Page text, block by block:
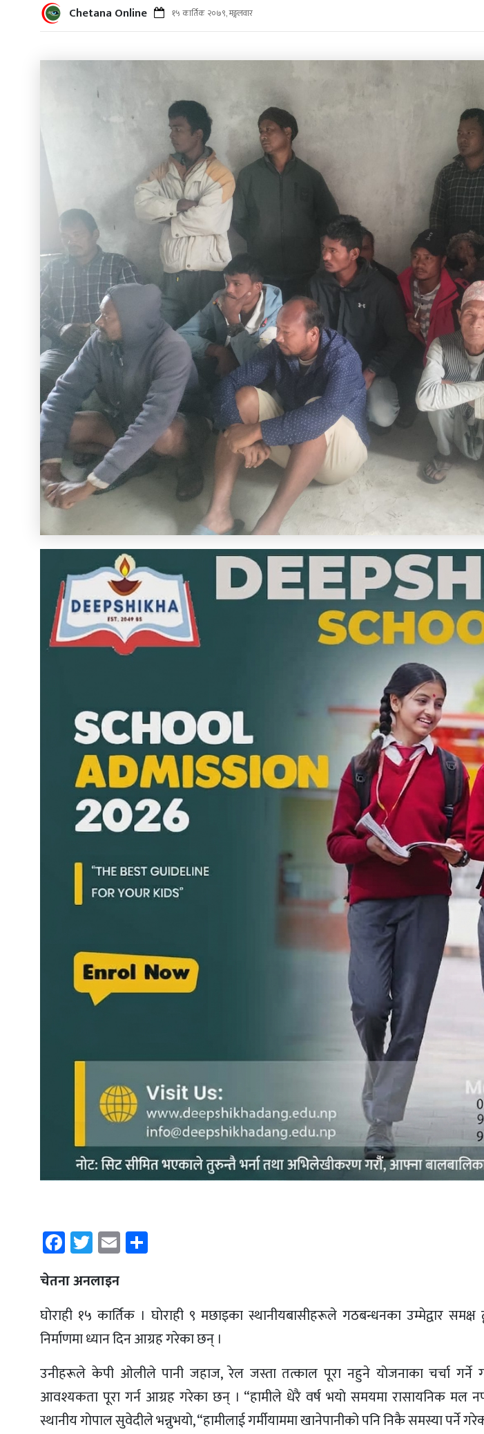
Chetana Online १५ कार्तिक २०७९, मङ्गलवार
Facebook
Twitter
Email
चेतना अनलाइन
घाेराही १५ कार्तिक । घाेराही ९ मछाइका स्थानीयबासीहरूले गठबन्धनका उम्मेद्वार
निर्माणमा ध्यान दिन आग्रह गरेका छन् ।
उनीहरूले केपी ओलीले पानी जहाज, रेल जस्ता तत्काल पूरा नहुने याेजनाका चर्चा गर्ने
आवश्यकता पूरा गर्न आग्रह गरेका छन् । “हामीले धेरै वर्ष भयाे समयमा रासायनिक
स्थानीय गाेपाल सुवेदीले भन्नुभयाे, “हामीलाई गर्मीयाममा खानेपानीको पनि निकै समस्या पर्ने